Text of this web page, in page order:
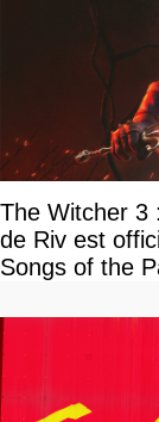
The Witcher 3
de Riv est
Songs of the